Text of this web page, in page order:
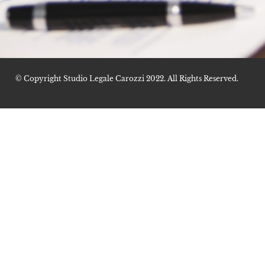
© Copyright Studio Legale Carozzi 2022. All Rights Reserved.